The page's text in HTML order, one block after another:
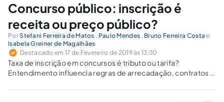
Concurso público: inscrição é
receita ou preço público?
PorStefani Ferreira de Matos , Paulo Mendes , Bruno Ferreira Costa e
Isabela Greiner de Magalhães
Destacado em 17 de Fevereiro de 2019 às 13:30
Taxa de inscrição em concursos é tributo ou tarifa?
Entendimento influencia regras de arrecadação, contratos e